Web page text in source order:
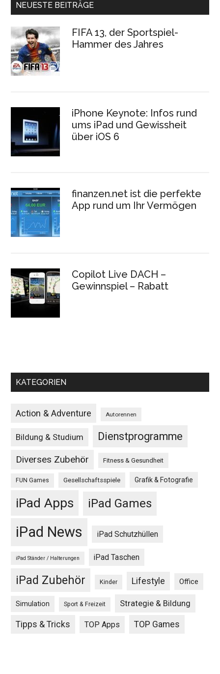
NEUESTE BEITRÄGE
FIFA 13, der Sportspiel-
Hammer des Jahres
iPhone Keynote: Infos rund
ums iPad und Gewissheit
über iOS 6
finanzen.net ist die perfekte
App rund um Ihr Vermögen
Copilot Live DACH –
Gewinnspiel – Rabatt
KATEGORIEN
Action & Adventure Autorennen
Bildung & Studium Dienstprogramme
Diverses Zubehör Fitness & Gesundheit
FUN Games Gesellschaftsspiele Grafik & Fotografie
iPad Apps iPad Games
iPad News iPad Schutzhüllen
iPad Ständer / Halterungen iPad Taschen
iPad Zubehör Kinder Lifestyle Office
Simulation Sport & Freizeit Strategie & Bildung
Tipps & Tricks TOP Apps TOP Games